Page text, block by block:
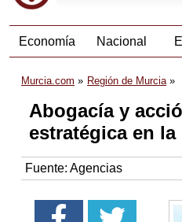
Economía Nacional
Murcia.com Región de Murcia
Abogacía y
estratégica en
Fuente: Agencias